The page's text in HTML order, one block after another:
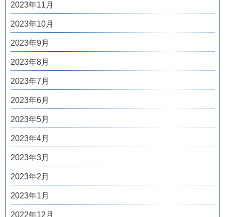
2023年11月
2023年10月
2023年9月
2023年8月
2023年7月
2023年6月
2023年5月
2023年4月
2023年3月
2023年2月
2023年1月
2022年12月